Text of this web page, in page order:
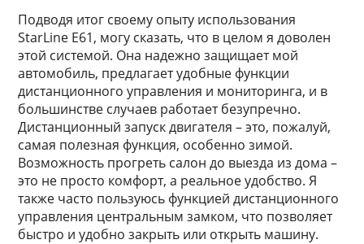
Подводя итог своему опыту использования
StarLine E61, могу сказать, что в целом я доволен
этой системой. Она надежно защищает мой
автомобиль, предлагает удобные функции
дистанционного управления и мониторинга, и в
большинстве случаев работает безупречно.
Дистанционный запуск двигателя – это, пожалуй,
самая полезная функция, особенно зимой.
Возможность прогреть салон до выезда из дома –
это не просто комфорт, а реальное удобство. Я
также часто пользуюсь функцией дистанционного
управления центральным замком, что позволяет
быстро и удобно закрыть или открыть машину.